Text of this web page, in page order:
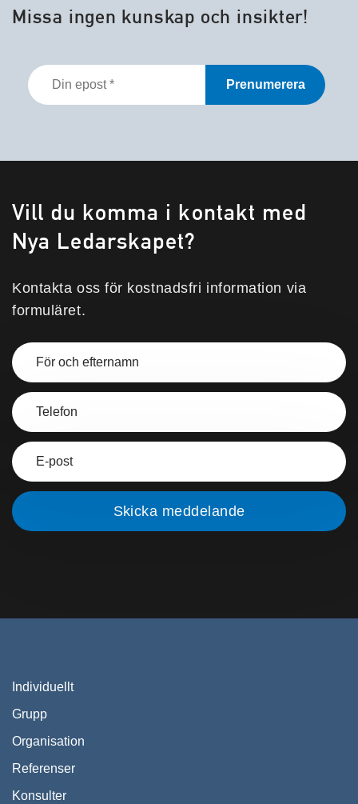
Missa ingen kunskap och insikter!
Din
epost
Vill du komma i kontakt med
Nya Ledarskapet?
Kontakta oss för kostnadsfri information via
formuläret.
Individuellt
Grupp
Organisation
Referenser
Konsulter